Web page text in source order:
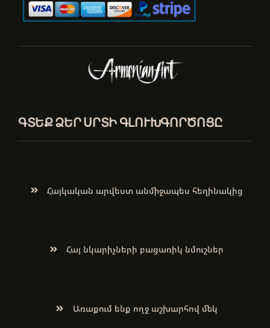
ԳՏԵՔ ՁԵՐ ՍՐՏԻ ԳԼՈՒԽԳՈՐԾՈՑԸ
Հայկական արվեստ անմիջապես հեղինակից
Հայ նկարիչների բացառիկ նմուշներ
Առաքում ենք ողջ աշխարհով մեկ